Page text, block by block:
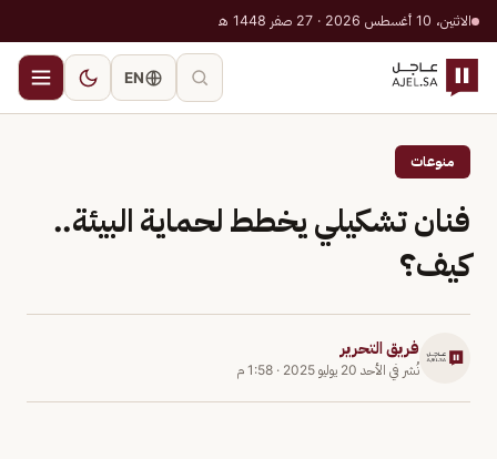
الاثنين، 10 أغسطس 2026 · 27 صفر 1448 هـ
EN
منوعات
فنان تشكيلي يخطط لحماية البيئة..
كيف؟
فريق التحرير
نُشر في الأحد 20 يوليو 2025 · 1:58 م